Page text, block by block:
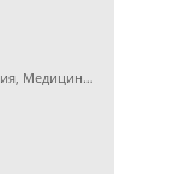
Медицинская лаборатория, Гинекология, Медицинский центр